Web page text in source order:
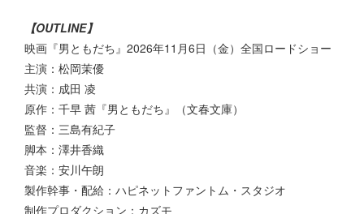
【OUTLINE】
映画『男ともだち』2026年11月6日（金）全国ロードショー
主演：松岡茉優
共演：成田 凌
原作：千早 茜『男ともだち』（文春文庫）
監督：三島有紀子
脚本：澤井香織
音楽：安川午朗
製作幹事・配給：ハピネットファントム・スタジオ
制作プロダクション：カズモ